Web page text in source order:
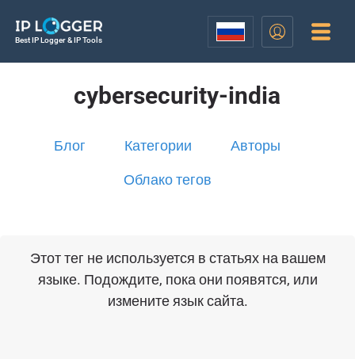
Best IP Logger & IP Tools
cybersecurity-india
Блог Категории Авторы
Облако тегов